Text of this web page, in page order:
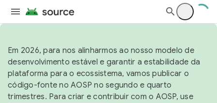
Em 2026, para nos alinharmos ao nosso modelo de
desenvolvimento estável e garantir a estabilidade da
plataforma para o ecossistema, vamos publicar o
código-fonte no AOSP no segundo e quarto
trimestres. Para criar e contribuir com o AOSP, use